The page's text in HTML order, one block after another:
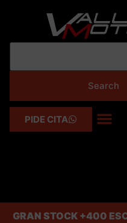
PIDE CITA
GRAN STOCK+400